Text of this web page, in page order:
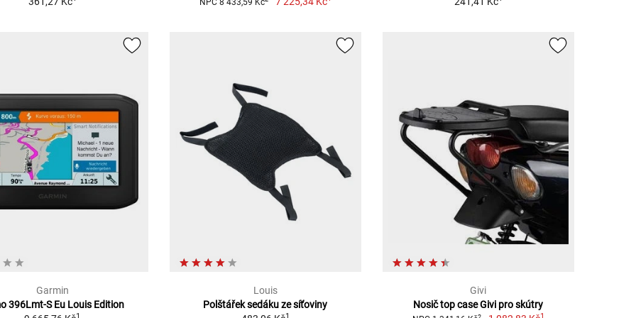
Garmin
396Lmt-S Eu Louis Edition
Louis
Polštářek sedáku ze síťoviny
Givi
Nosič top case Givi pro skútry